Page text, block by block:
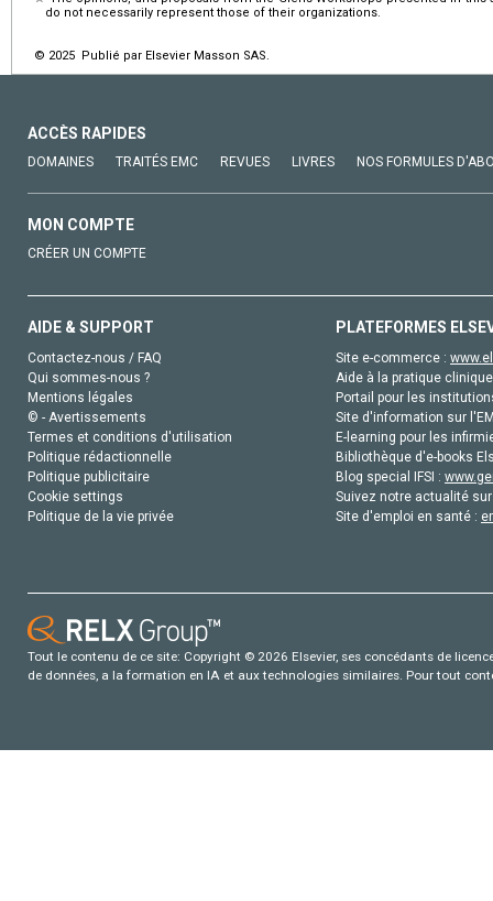
do not necessarily represent those of their organizations.
© 2025 Publié par Elsevier Masson SAS.
ACCÈS RAPIDES
DOMAINES TRAITÉS EMC REVUES LIVRES NOS FORMULES
MON COMPTE
CRÉER UN COMPTE
AIDE & SUPPORT
Contactez-nous / FAQ
Qui sommes-nous ?
Mentions légales
© - Avertissements
Termes et conditions d'utilisation
Politique rédactionnelle
Politique publicitaire
Cookie settings
Politique de la vie privée
PLATEFORMES
Site e-commerce :
Aide à la pratique
Portail pour les
Site d'information sur
E-learning pour les
Bibliothèque d'e-books
Blog special IFSI :
Suivez notre actualité
Site d'emploi en santé :
Tout le contenu de ce site: Copyright © 2026 Elsevier, ses concédants de
de données, a la formation en IA et aux technologies similaires. Pour tout